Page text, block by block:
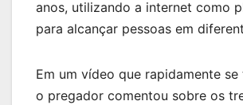
anos, utilizando a internet como
para alcançar pessoas em
Em um vídeo que rapidamente
o pregador comentou sobre os